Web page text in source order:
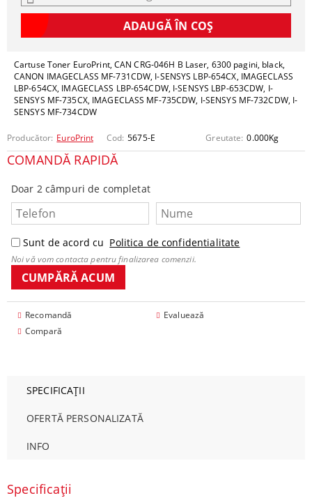
Cartuse Toner EuroPrint, CAN CRG-046H B Laser, 6300 pagini, black,
CANON IMAGECLASS MF-731CDW, I-SENSYS LBP-654CX, IMAGECLASS
LBP-654CX, IMAGECLASS LBP-654CDW, I-SENSYS LBP-653CDW, I-
SENSYS MF-735CX, IMAGECLASS MF-735CDW, I-SENSYS MF-732CDW, I-
SENSYS MF-734CDW
Producător: EuroPrint Cod: 5675-E Greutate: 0.000Kg
COMANDĂ RAPIDĂ
Doar 2 câmpuri de completat
Sunt de acord cu Politica de confidentialitate
Noi vă vom contacta pentru finalizarea comenzii.
Recomandă
Evaluează
Compară
SPECIFICAȚII
OFERTĂ PERSONALIZATĂ
INFO
Specificații